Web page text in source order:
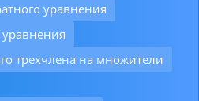
уравнения
трехчлена на множители